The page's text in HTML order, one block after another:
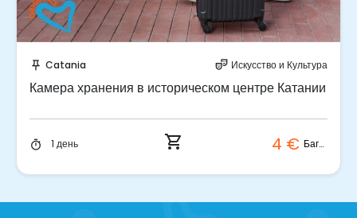
push_pin Catania theater_comedy Искусство и Культура
Камера хранения в историческом центре Катании
timer 1 день shopping_cart 4 € Багаж